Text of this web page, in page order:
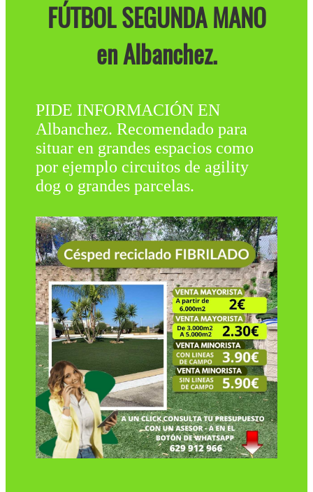
FÚTBOL SEGUNDA MANO
en Albanchez.
PIDE INFORMACIÓN EN
Albanchez. Recomendado para
situar en grandes espacios como
por ejemplo circuitos de agility
dog o grandes parcelas.